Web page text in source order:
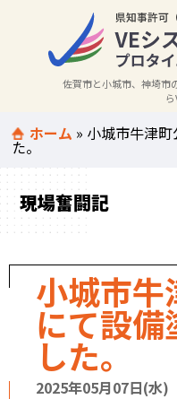
佐賀市と小城市、神埼市
ホーム » 小城市牛津
た。
現場奮闘記
小城市牛
にて設備
した。
2025年05月07日(水)